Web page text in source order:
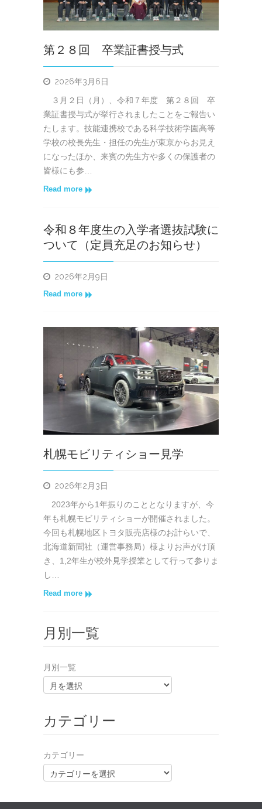
第２８回 卒業証書授与式
2026年3月6日
３月２日（月）、令和７年度 第２８回 卒
業証書授与式が挙行されましたことをご報告い
たします。技能連携校である科学技術学園高等
学校の校長先生・担任の先生が東京からお見え
になったほか、来賓の先生方や多くの保護者の
皆様にも参…
Read more
令和８年度生の入学者選抜試験に
ついて（定員充足のお知らせ）
2026年2月9日
Read more
札幌モビリティショー見学
2026年2月3日
2023年から1年振りのこととなりますが、今
年も札幌モビリティショーが開催されました。
今回も札幌地区トヨタ販売店様のお計らいで、
北海道新聞社（運営事務局）様よりお声がけ頂
き、1,2年生が校外見学授業として行って参りま
し…
Read more
月別一覧
月別一覧
カテゴリー
カテゴリー